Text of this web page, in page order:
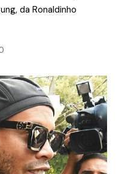
da Ronaldinho